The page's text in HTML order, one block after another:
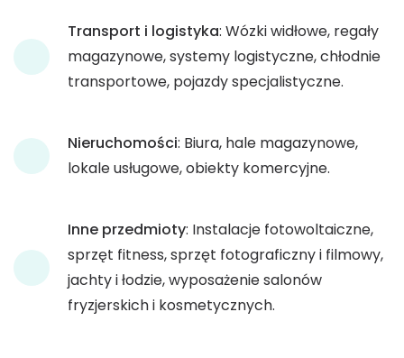
Transport i logistyka: Wózki widłowe, regały
magazynowe, systemy logistyczne, chłodnie
transportowe, pojazdy specjalistyczne.
Nieruchomości: Biura, hale magazynowe,
lokale usługowe, obiekty komercyjne.
Inne przedmioty: Instalacje fotowoltaiczne,
sprzęt fitness, sprzęt fotograficzny i filmowy,
jachty i łodzie, wyposażenie salonów
fryzjerskich i kosmetycznych.